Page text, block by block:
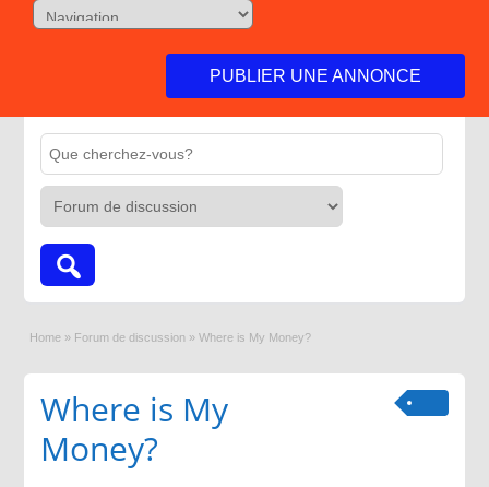
PUBLIER UNE ANNONCE
Home » Forum de discussion » Where is My Money?
Where is My
Money?